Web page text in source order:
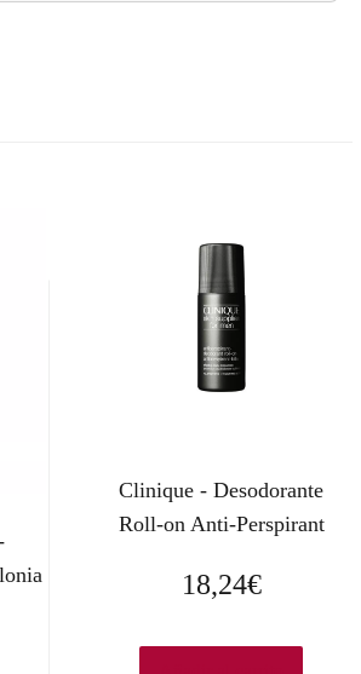
Clinique - Desodorante
Roll-on Anti-Perspirant
18,24€